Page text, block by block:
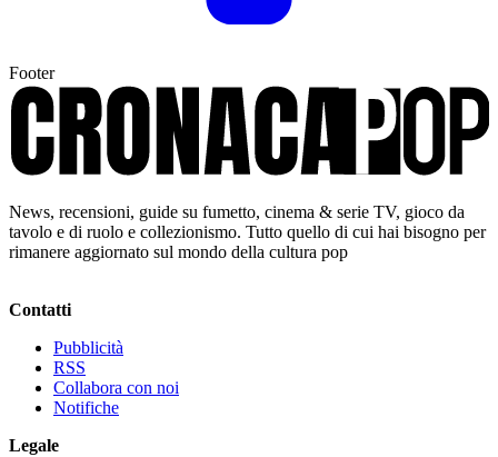
Footer
News, recensioni, guide su fumetto, cinema & serie TV, gioco da
tavolo e di ruolo e collezionismo. Tutto quello di cui hai bisogno per
rimanere aggiornato sul mondo della cultura pop
Contatti
Pubblicità
RSS
Collabora con noi
Notifiche
Legale